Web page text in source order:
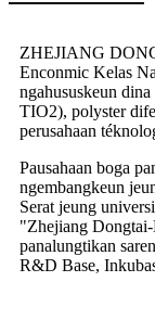
ZHEJIANG
Enconmic Kelas
ngahususkeun
TIO2), polyster
perusahaan
Pausahaan boga
ngembangkeun
Serat jeung
"Zhejiang
panalungtikan
R&D Base,